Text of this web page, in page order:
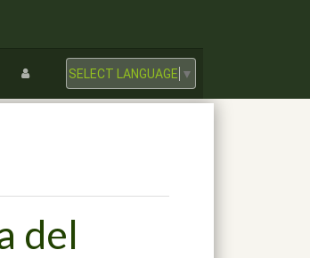
SELECT LANGUAGE ▼
del